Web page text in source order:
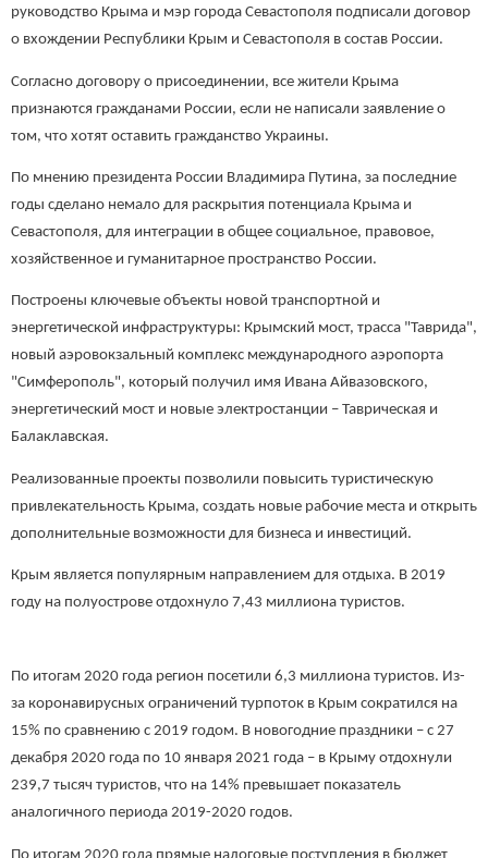
руководство Крыма и мэр города Севастополя подписали договор
о вхождении Республики Крым и Севастополя в состав России.
Согласно договору о присоединении, все жители Крыма
признаются гражданами России, если не написали заявление о
том, что хотят оставить гражданство Украины.
По мнению президента России Владимира Путина, за последние
годы сделано немало для раскрытия потенциала Крыма и
Севастополя, для интеграции в общее социальное, правовое,
хозяйственное и гуманитарное пространство России.
Построены ключевые объекты новой транспортной и
энергетической инфраструктуры: Крымский мост, трасса "Таврида",
новый аэровокзальный комплекс международного аэропорта
"Симферополь", который получил имя Ивана Айвазовского,
энергетический мост и новые электростанции – Таврическая и
Балаклавская.
Реализованные проекты позволили повысить туристическую
привлекательность Крыма, создать новые рабочие места и открыть
дополнительные возможности для бизнеса и инвестиций.
Крым является популярным направлением для отдыха. В 2019
году на полуострове отдохнуло 7,43 миллиона туристов.
По итогам 2020 года регион посетили 6,3 миллиона туристов. Из-
за коронавирусных ограничений турпоток в Крым сократился на
15% по сравнению с 2019 годом. В новогодние праздники – с 27
декабря 2020 года по 10 января 2021 года – в Крыму отдохнули
239,7 тысяч туристов, что на 14% превышает показатель
аналогичного периода 2019-2020 годов.